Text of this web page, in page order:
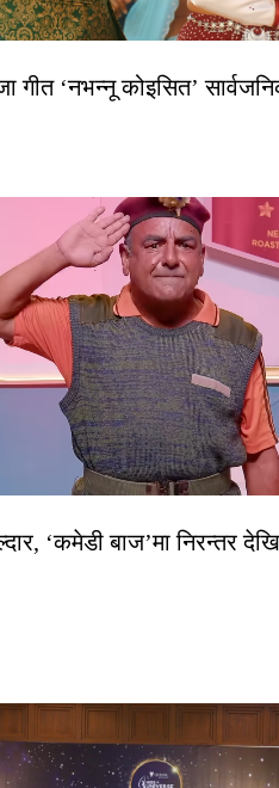
गीत ‘नभन्नू कोइसित’
‘कमेडी बाज’मा निरन्तर